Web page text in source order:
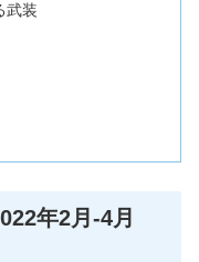
武装
年2月-4月